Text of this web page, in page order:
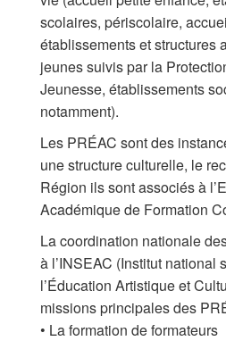
Les actions
PÔLE DOCUMENTAIRE
Les Zébrures d’automne
Les Zébrures du printemps
Maison des auteurs·rices
Archives numériques
PROJET ARTISTIQUE
Équipe
scolaires, périscolaire,
établissements et structures
jeunes suivis par la
Jeunesse, établissements
notamment).
Les PRÉAC sont des
une structure culturelle, le
Région ils sont associés à
Académique de Formation
La coordination nationale
à l’INSEAC (Institut national
l’Éducation Artistique et
missions principales des
• La formation de formateurs